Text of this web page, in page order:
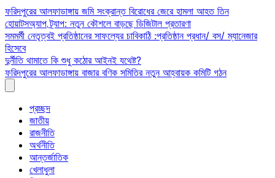
Skip
to
content
ফরিদপুরের আলফাডাঙ্গায় জমি সংক্রান্ত বিরোধের জেরে হামলা আহত তিন
হোয়াটসঅ্যাপ ট্র্যাপ: নতুন কৌশলে বাড়ছে ডিজিটাল প্রতারণা
সমমর্মী নেতৃত্বই প্রতিষ্ঠানের সাফল্যের চাবিকাঠি :প্রতিষ্ঠান প্রধান/ বস/ ম্যানেজার
হিসেবে
দুর্নীতি থামাতে কি শুধু কঠোর আইনই যথেষ্ট?
ফরিদপুরের আলফাডাঙ্গায় বাজার বণিক সমিতির নতুন আহ্বায়ক কমিটি গঠন
প্রচ্ছদ
জাতীয়
রাজনীতি
অর্থনীতি
আন্তর্জাতিক
খেলাধুলা